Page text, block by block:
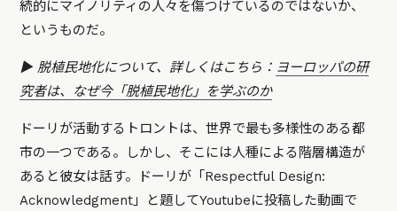
続的にマイノリティの人々を傷つけているのではないか、
というものだ。
▶️ 脱植民地化について、詳しくはこちら： ヨーロッパの研
究者は、なぜ今「脱植民地化」を学ぶのか
ドーリが活動するトロントは、世界で最も多様性のある都
市の一つである。しかし、そこには人種による階層構造が
あると彼女は話す。ドーリが「Respectful Design:
Acknowledgment」と題してYoutubeに投稿した動画で